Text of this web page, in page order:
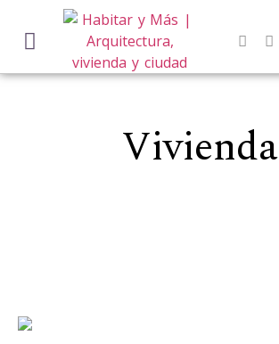
Vivienda